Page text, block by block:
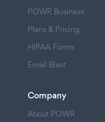
POWR Business
Plans & Pricing
HIPAA Forms
Email Blast
Company
About POWR